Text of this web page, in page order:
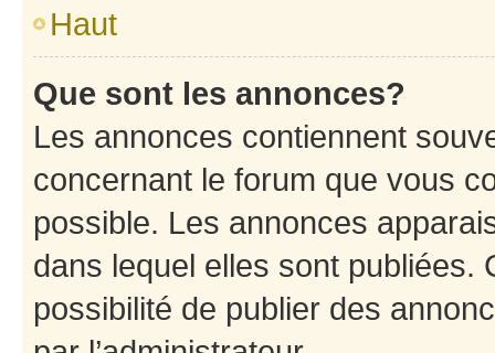
Haut
Que sont les annonces?
Les annonces contiennent
concernant le forum que vous
possible. Les annonces
dans lequel elles sont publiées.
possibilité de publier des